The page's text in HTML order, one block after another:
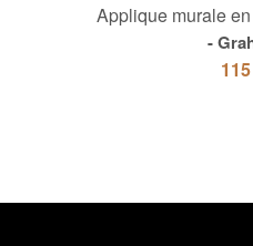
Applique murale